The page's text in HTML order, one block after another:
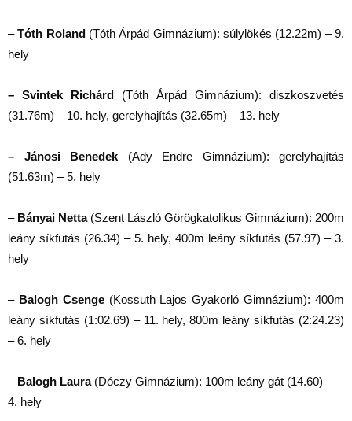
–Tóth Roland(Tóth Árpád Gimnázium): súlylökés (12.22m) – 9.
hely
– Svintek Richárd (Tóth Árpád Gimnázium): diszkoszvetés
(31.76m) – 10. hely, gerelyhajítás (32.65m) – 13. hely
– Jánosi Benedek (Ady Endre Gimnázium): gerelyhajítás
(51.63m) – 5. hely
– Bányai Netta(Szent László Görögkatolikus Gimnázium): 200m
leány síkfutás (26.34) – 5. hely, 400m leány síkfutás (57.97) – 3.
hely
– Balogh Csenge(Kossuth Lajos Gyakorló Gimnázium): 400m
leány síkfutás (1:02.69) – 11. hely, 800m leány síkfutás (2:24.23)
– 6. hely
– Balogh Laura(Dóczy Gimnázium): 100m leány gát (14.60) –
4. hely